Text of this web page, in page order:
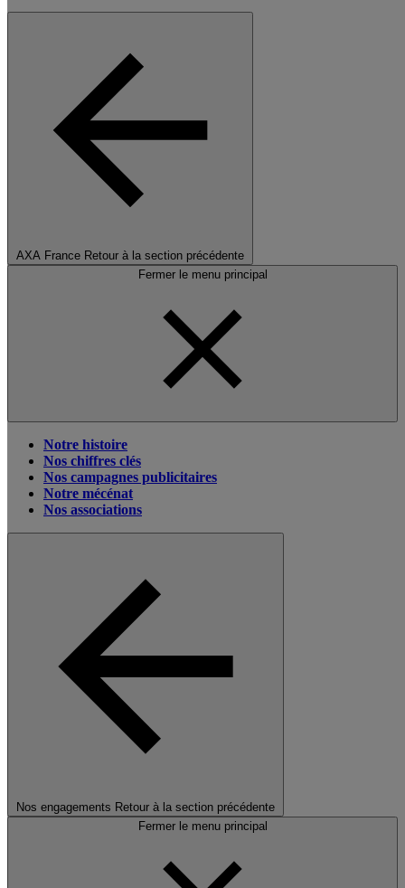
AXA France Retour à la section précédente
Fermer le menu principal
Notre histoire
Nos chiffres clés
Nos campagnes publicitaires
Notre mécénat
Nos associations
Nos engagements Retour à la section précédente
Fermer le menu principal